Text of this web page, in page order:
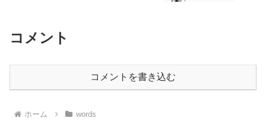
コメント
コメントを書き込む
ホーム words